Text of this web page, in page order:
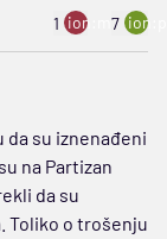
1 ion:minus
7
da su iznenađeni
na Partizan
da su
Toliko o trošenju